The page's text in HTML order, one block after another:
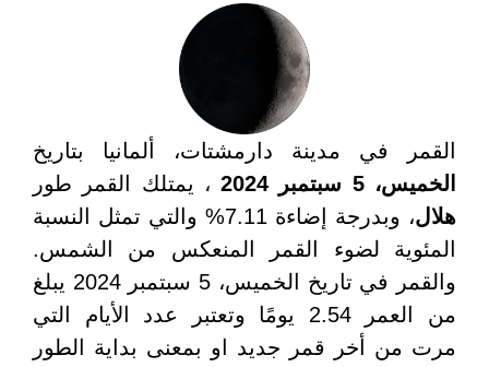
القمر في مدينة دارمشتات، ألمانيا بتاريخ
الخميس، 5 سبتمبر 2024
، يمتلك القمر طور
هلال
، وبدرجة إضاءة 7.11% والتي تمثل النسبة
المئوية لضوء القمر المنعكس من الشمس.
والقمر في تاريخ الخميس، 5 سبتمبر 2024 يبلغ
من العمر 2.54 يومًا وتعتبر عدد الأيام التي
مرت من أخر قمر جديد او بمعنى بداية الطور